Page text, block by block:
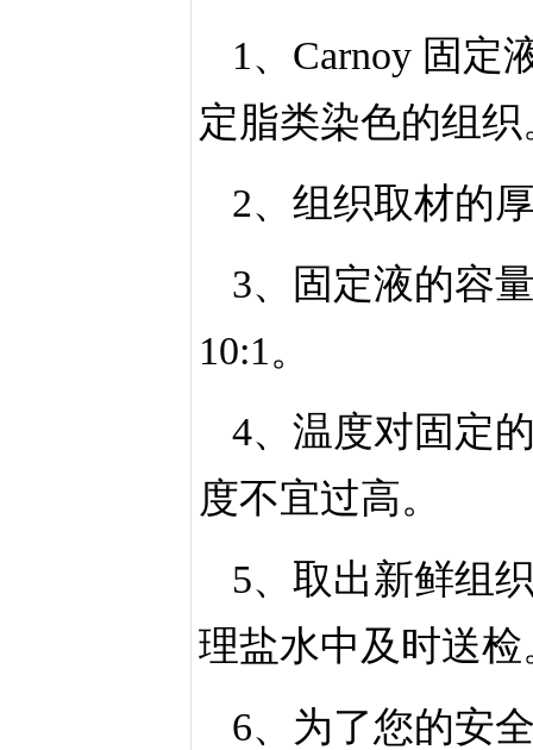
1、Carnoy 固定
定脂类染色的组织
2、组织取材的
3、固定液的容
10:1。
4、温度对固定
度不宜过高。
5、取出新鲜组
理盐水中及时送检
6、为了您的安